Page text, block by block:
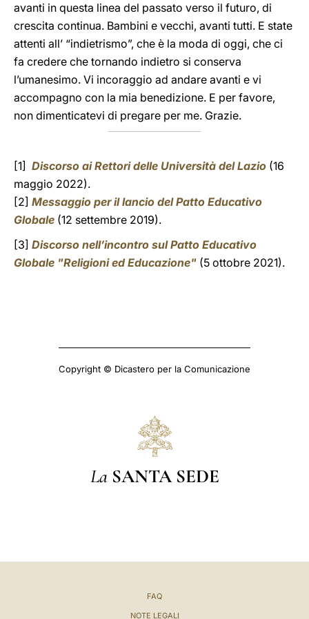
avanti in questa linea del passato verso il futuro, di
crescita continua. Bambini e vecchi, avanti tutti. E state
attenti all’ “indietrismo”, che è la moda di oggi, che ci
fa credere che tornando indietro si conserva
l’umanesimo. Vi incoraggio ad andare avanti e vi
accompagno con la mia benedizione. E per favore,
non dimenticatevi di pregare per me. Grazie.
[1] Discorso ai Rettori delle Università del Lazio (16
maggio 2022).
[2] Messaggio per il lancio del Patto Educativo
Globale (12 settembre 2019).
[3] Discorso nell’incontro sul Patto Educativo
Globale "Religioni ed Educazione" (5 ottobre 2021).
Copyright © Dicastero per la Comunicazione
La SANTA SEDE
FAQ
NOTE LEGALI